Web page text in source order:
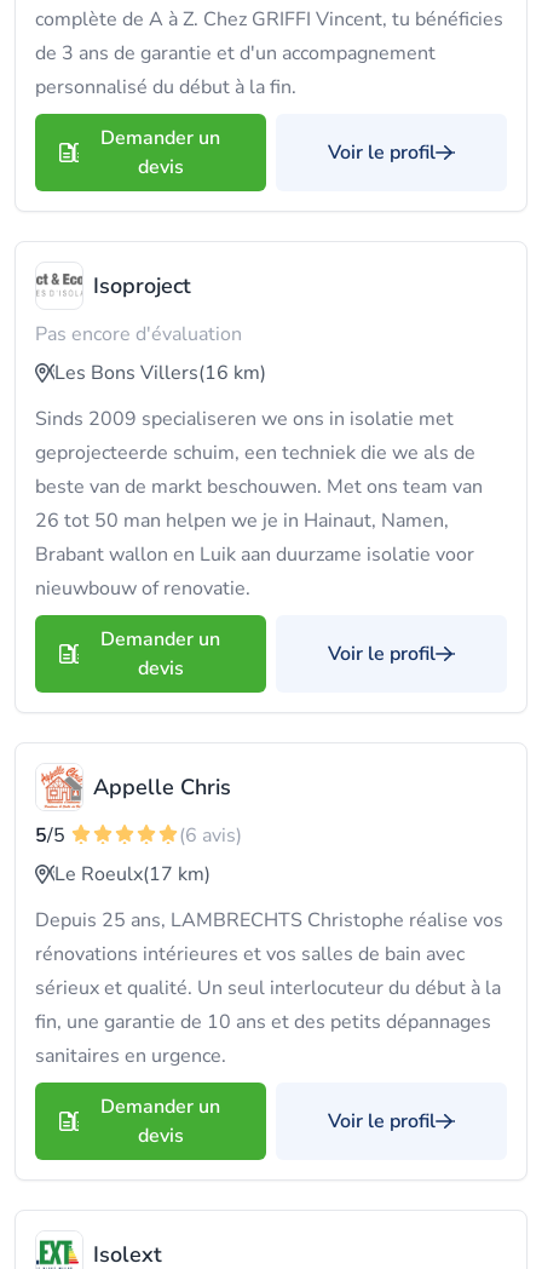
complète de A à Z. Chez GRIFFI Vincent, tu bénéficies
de 3 ans de garantie et d'un accompagnement
personnalisé du début à la fin.
Demander un
devis
Voir le profil
Isoproject
Pas encore d'évaluation
Les Bons Villers(16 km)
Sinds 2009 specialiseren we ons in isolatie met
geprojecteerde schuim, een techniek die we als de
beste van de markt beschouwen. Met ons team van
26 tot 50 man helpen we je in Hainaut, Namen,
Brabant wallon en Luik aan duurzame isolatie voor
nieuwbouw of renovatie.
Demander un
devis
Voir le profil
Appelle Chris
5/5
(6 avis)
Le Roeulx(17 km)
Depuis 25 ans, LAMBRECHTS Christophe réalise vos
rénovations intérieures et vos salles de bain avec
sérieux et qualité. Un seul interlocuteur du début à la
fin, une garantie de 10 ans et des petits dépannages
sanitaires en urgence.
Demander un
devis
Voir le profil
Isolext